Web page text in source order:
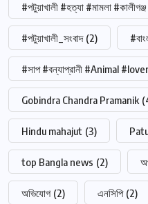
#পটুয়াখালী #হত্যা #মামলা #কালীগঞ্জ
#পটুয়াখালী_সংবাদ (2)
#সাপ #বন্যাপ্রানী #Animal
Gobindra Chandra Pramanik
Hindu mahajut (3)
top Bangla news (2)
অভিযোগ (2) এনসিপি (2)